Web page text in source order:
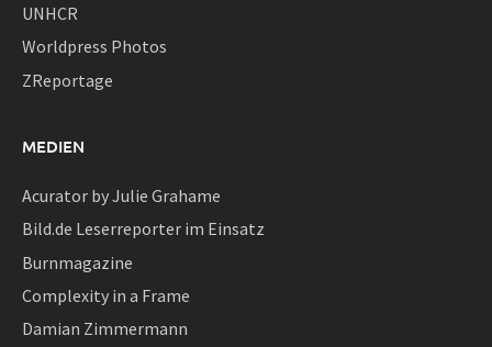
UNHCR
Worldpress Photos
ZReportage
MEDIEN
Acurator by Julie Grahame
Bild.de Leserreporter im Einsatz
Burnmagazine
Complexity in a Frame
Damian Zimmermann